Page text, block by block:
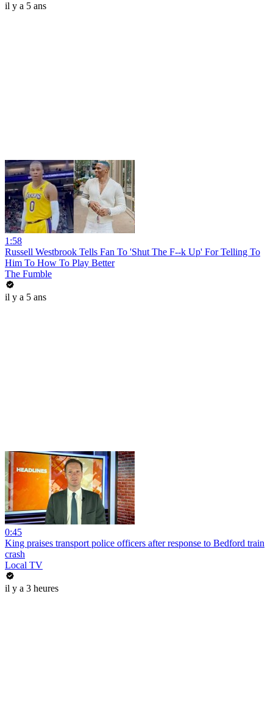
il y a 5 ans
1:58
Russell Westbrook Tells Fan To 'Shut The F--k Up' For Telling To
Him To How To Play Better
The Fumble
il y a 5 ans
0:45
King praises transport police officers after response to Bedford train
crash
Local TV
il y a 3 heures